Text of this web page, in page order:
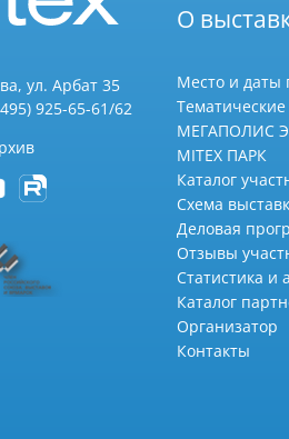
ул. Арбат 35
925-65-61/62
О
Место и даты
МЕГАПОЛИС
MITEX ПАРК
Каталог
Схема
Деловая
Отзывы
Статистика и
Каталог
Организатор
Контакты